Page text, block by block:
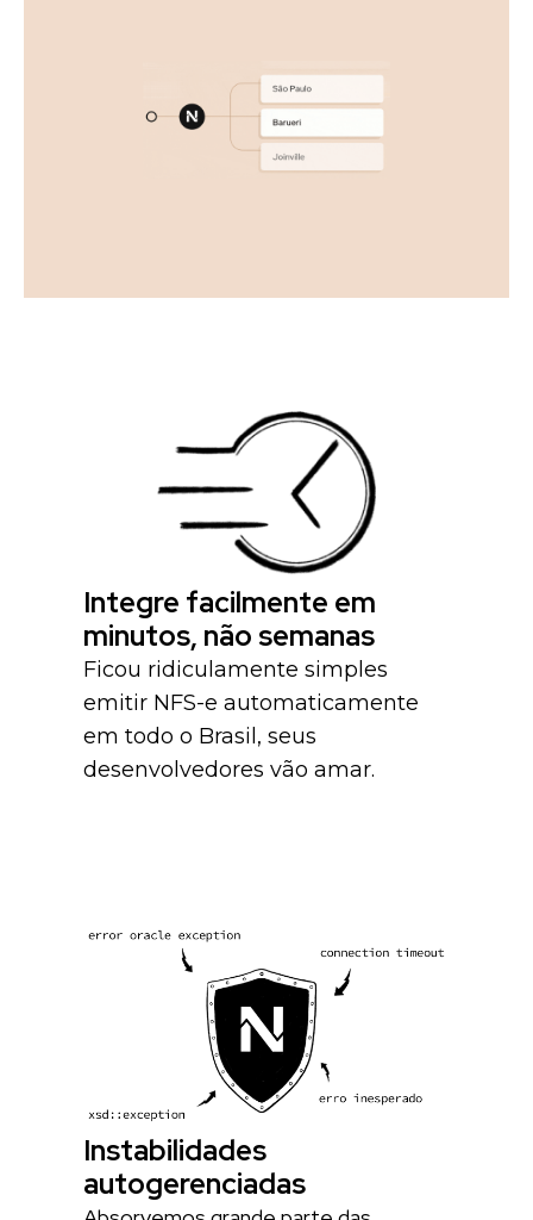
Integre facilmente em
minutos, não semanas
Ficou ridiculamente simples
emitir NFS-e automaticamente
em todo o Brasil, seus
desenvolvedores vão amar.
Instabilidades
autogerenciadas